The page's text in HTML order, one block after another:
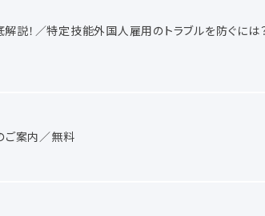
説！／特定技能外国人雇用のトラブルを防ぐには
ご案内／無料